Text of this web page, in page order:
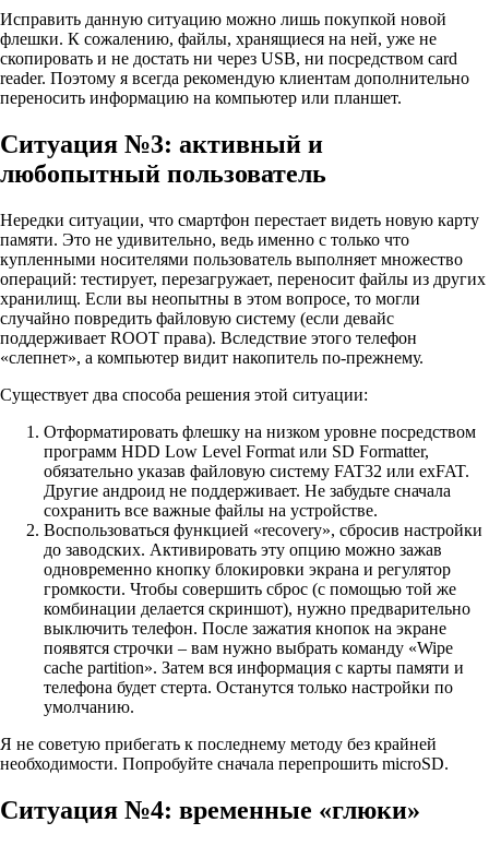
Исправить данную ситуацию можно лишь покупкой новой
флешки. К сожалению, файлы, хранящиеся на ней, уже не
скопировать и не достать ни через USB, ни посредством card
reader. Поэтому я всегда рекомендую клиентам дополнительно
переносить информацию на компьютер или планшет.
Ситуация №3: активный и
любопытный пользователь
Нередки ситуации, что смартфон перестает видеть новую карту
памяти. Это не удивительно, ведь именно с только что
купленными носителями пользователь выполняет множество
операций: тестирует, перезагружает, переносит файлы из других
хранилищ. Если вы неопытны в этом вопросе, то могли
случайно повредить файловую систему (если девайс
поддерживает ROOT права). Вследствие этого телефон
«слепнет», а компьютер видит накопитель по-прежнему.
Существует два способа решения этой ситуации:
Отформатировать флешку на низком уровне посредством
программ HDD Low Level Format или SD Formatter,
обязательно указав файловую систему FAT32 или exFAT.
Другие андроид не поддерживает. Не забудьте сначала
сохранить все важные файлы на устройстве.
Воспользоваться функцией «recovery», сбросив настройки
до заводских. Активировать эту опцию можно зажав
одновременно кнопку блокировки экрана и регулятор
громкости. Чтобы совершить сброс (с помощью той же
комбинации делается скриншот), нужно предварительно
выключить телефон. После зажатия кнопок на экране
появятся строчки – вам нужно выбрать команду «Wipe
cache partition». Затем вся информация с карты памяти и
телефона будет стерта. Останутся только настройки по
умолчанию.
Я не советую прибегать к последнему методу без крайней
необходимости. Попробуйте сначала перепрошить microSD.
Ситуация №4: временные «глюки»